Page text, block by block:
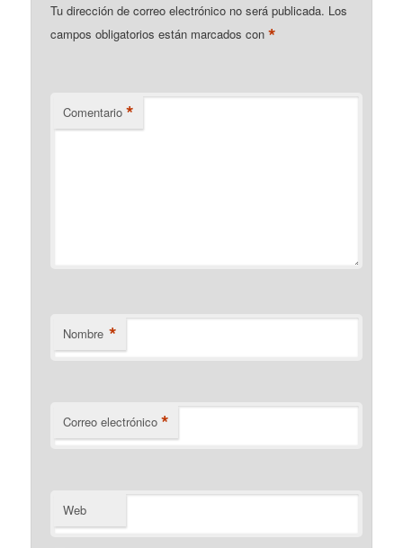
Tu dirección de correo electrónico no será publicada. Los
campos obligatorios están marcados con*
Comentario *
Nombre *
Correo electrónico *
Web